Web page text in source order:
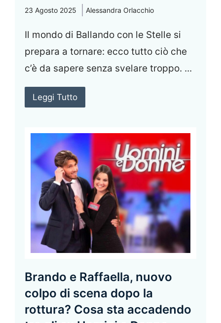
23 Agosto 2025 Alessandra Orlacchio
Il mondo di Ballando con le Stelle si
prepara a tornare: ecco tutto ciò che
c’è da sapere senza svelare troppo. ...
Leggi Tutto
Brando e Raffaella, nuovo
colpo di scena dopo la
rottura? Cosa sta accadendo